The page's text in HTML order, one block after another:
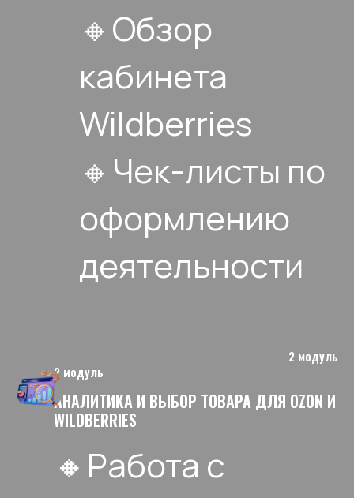
🔸Обзор
кабинета
Wildberries
🔸Чек-листы по
оформлению
деятельности
2 модуль
2 модуль
АНАЛИТИКА И ВЫБОР ТОВАРА ДЛЯ OZON И
WILDBERRIES
🔸Работа с